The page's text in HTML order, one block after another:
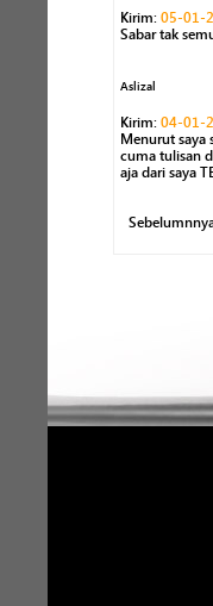
Kirim: 05-01-
Sabar tak
Aslizal
Kirim: 04-01-
Menurut saya
cuma tulisan
aja dari saya